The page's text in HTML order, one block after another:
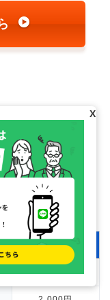
の返済額が増える可
証会社がひろぎんク
額は以下のとおりで
返済額
全額
X